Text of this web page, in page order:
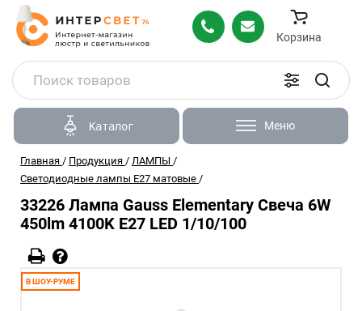
Корзина
Каталог Меню
Главная / Продукция / ЛАМПЫ /
Светодиодные лампы Е27 матовые /
33226 Лампа Gauss Elementary Свеча 6W
450lm 4100K Е27 LED 1/10/100
В ШОУ-РУМЕ